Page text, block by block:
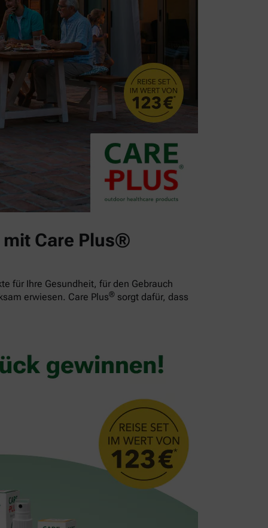
Care Plus®
für Ihre Gesundheit, für den Gebrauch
erwiesen. Care Plus® sorgt dafür, dass